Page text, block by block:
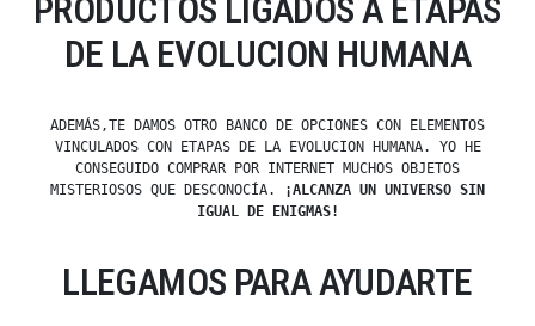
PRODUCTOS LIGADOS A ETAPAS
DE LA EVOLUCION HUMANA
ADEMÁS,TE DAMOS OTRO BANCO DE OPCIONES CON ELEMENTOS
VINCULADOS CON ETAPAS DE LA EVOLUCION HUMANA. YO HE
CONSEGUIDO COMPRAR POR INTERNET MUCHOS OBJETOS
MISTERIOSOS QUE DESCONOCÍA.
¡ALCANZA UN UNIVERSO SIN
IGUAL DE ENIGMAS!
LLEGAMOS PARA AYUDARTE